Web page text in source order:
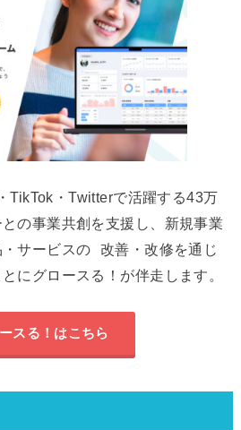
TikTok・Twitterで活躍する43万
の事業共創を支援し、新規事業
サービスの 改善・改修を通じ
にグロースる！が伴走します。
スる！はこちら